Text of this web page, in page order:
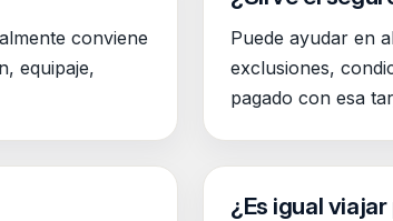
conviene
equipaje,
Puede ayudar en
exclusiones,
pagado con esa
¿Es igual